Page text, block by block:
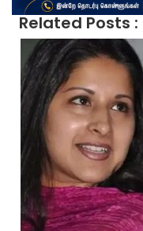
Related Posts :